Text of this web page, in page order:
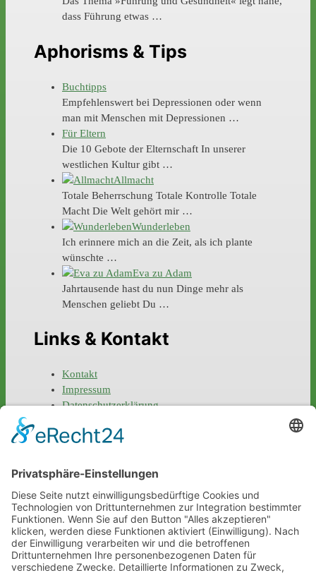
dass Führung etwas …
Aphorisms & Tips
Buchtipps
Empfehlenswert bei Depressionen oder wenn
man mit Menschen mit Depressionen …
Für Eltern
Die 10 Gebote der Elternschaft In unserer
westlichen Kultur gibt …
Allmacht
Totale Beherrschung Totale Kontrolle Totale
Macht Die Welt gehört mir …
Wunderleben
Ich erinnere mich an die Zeit, als ich plante
wünschte …
Eva zu Adam
Jahrtausende hast du nun Dinge mehr als
Menschen geliebt Du …
Links & Kontakt
Kontakt
Impressum
Datenschutzerklärung
Social Media
newsletter (DE)
facebook
instagram
twitter
linkedin
xing